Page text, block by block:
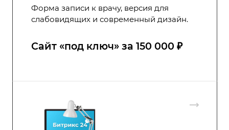
Форма записи к врачу, версия для
слабовидящих и современный дизайн.
Сайт ‭«под ключ» за 150 000 ₽